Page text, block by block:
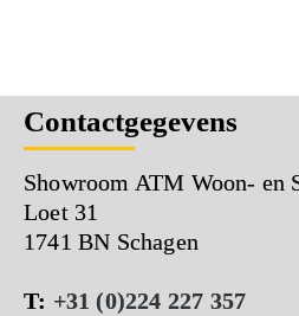
Contactgegevens
Showroom ATM Woon- en
Loet 31
1741 BN Schagen
T: +31 (0)224 227 357